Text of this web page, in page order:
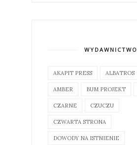
WYDAWNICTWO
AKAPIT PRESS ALBATROS
AMBER BUM PROJEKT
CZARNE CZUCZU
CZWARTA STRONA
DOWODY NA ISTNIENIE